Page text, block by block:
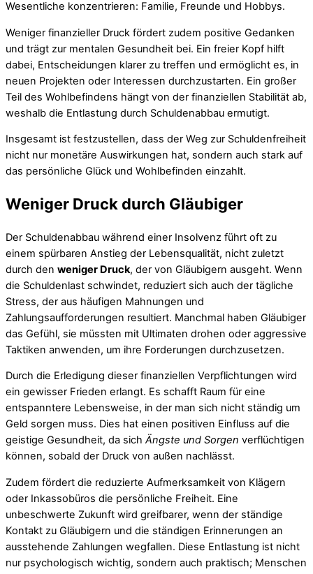
Wesentliche konzentrieren: Familie, Freunde und Hobbys.
Weniger finanzieller Druck fördert zudem positive Gedanken
und trägt zur mentalen Gesundheit bei. Ein freier Kopf hilft
dabei, Entscheidungen klarer zu treffen und ermöglicht es, in
neuen Projekten oder Interessen durchzustarten. Ein großer
Teil des Wohlbefindens hängt von der finanziellen Stabilität ab,
weshalb die Entlastung durch Schuldenabbau ermutigt.
Insgesamt ist festzustellen, dass der Weg zur Schuldenfreiheit
nicht nur monetäre Auswirkungen hat, sondern auch stark auf
das persönliche Glück und Wohlbefinden einzahlt.
Weniger Druck durch Gläubiger
Der Schuldenabbau während einer Insolvenz führt oft zu
einem spürbaren Anstieg der Lebensqualität, nicht zuletzt
durch den weniger Druck, der von Gläubigern ausgeht. Wenn
die Schuldenlast schwindet, reduziert sich auch der tägliche
Stress, der aus häufigen Mahnungen und
Zahlungsaufforderungen resultiert. Manchmal haben Gläubiger
das Gefühl, sie müssten mit Ultimaten drohen oder aggressive
Taktiken anwenden, um ihre Forderungen durchzusetzen.
Durch die Erledigung dieser finanziellen Verpflichtungen wird
ein gewisser Frieden erlangt. Es schafft Raum für eine
entspanntere Lebensweise, in der man sich nicht ständig um
Geld sorgen muss. Dies hat einen positiven Einfluss auf die
geistige Gesundheit, da sich Ängste und Sorgen verflüchtigen
können, sobald der Druck von außen nachlässt.
Zudem fördert die reduzierte Aufmerksamkeit von Klägern
oder Inkassobüros die persönliche Freiheit. Eine
unbeschwerte Zukunft wird greifbarer, wenn der ständige
Kontakt zu Gläubigern und die ständigen Erinnerungen an
ausstehende Zahlungen wegfallen. Diese Entlastung ist nicht
nur psychologisch wichtig, sondern auch praktisch; Menschen